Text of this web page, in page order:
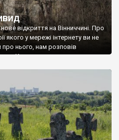
відкриття на Вінниччині. Про
якого у мережі інтернету ви не
про нього, нам розповів
у Красному вразив не лише